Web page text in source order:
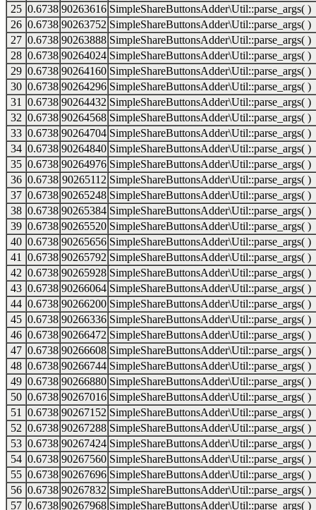
25 0.6738 90263616 SimpleShareButtonsAdder\Util::parse_args( )
26 0.6738 90263752 SimpleShareButtonsAdder\Util::parse_args( )
27 0.6738 90263888 SimpleShareButtonsAdder\Util::parse_args( )
28 0.6738 90264024 SimpleShareButtonsAdder\Util::parse_args( )
29 0.6738 90264160 SimpleShareButtonsAdder\Util::parse_args( )
30 0.6738 90264296 SimpleShareButtonsAdder\Util::parse_args( )
31
0.6738 90264432 SimpleShareButtonsAdder\Util::parse_args( )
32 0.6738 90264568 SimpleShareButtonsAdder\Util::parse_args( )
33 0.6738 90264704 SimpleShareButtonsAdder\Util::parse_args( )
34 0.6738 90264840 SimpleShareButtonsAdder\Util::parse_args( )
35 0.6738 90264976 SimpleShareButtonsAdder\Util::parse_args( )
36 0.6738 90265112 SimpleShareButtonsAdder\Util::parse_args( )
37 0.6738 90265248 SimpleShareButtonsAdder\Util::parse_args( )
38 0.6738 90265384 SimpleShareButtonsAdder\Util::parse_args( )
39 0.6738 90265520 SimpleShareButtonsAdder\Util::parse_args( )
40 0.6738 90265656 SimpleShareButtonsAdder\Util::parse_args( )
41
0.6738 90265792 SimpleShareButtonsAdder\Util::parse_args( )
42 0.6738 90265928 SimpleShareButtonsAdder\Util::parse_args( )
43 0.6738 90266064 SimpleShareButtonsAdder\Util::parse_args( )
44 0.6738 90266200 SimpleShareButtonsAdder\Util::parse_args( )
45 0.6738 90266336 SimpleShareButtonsAdder\Util::parse_args( )
46 0.6738 90266472 SimpleShareButtonsAdder\Util::parse_args( )
47 0.6738 90266608 SimpleShareButtonsAdder\Util::parse_args( )
48 0.6738 90266744 SimpleShareButtonsAdder\Util::parse_args( )
49 0.6738 90266880 SimpleShareButtonsAdder\Util::parse_args( )
50 0.6738 90267016 SimpleShareButtonsAdder\Util::parse_args( )
51
0.6738 90267152 SimpleShareButtonsAdder\Util::parse_args( )
52 0.6738 90267288 SimpleShareButtonsAdder\Util::parse_args( )
53 0.6738 90267424 SimpleShareButtonsAdder\Util::parse_args( )
54 0.6738 90267560 SimpleShareButtonsAdder\Util::parse_args( )
55 0.6738 90267696 SimpleShareButtonsAdder\Util::parse_args( )
56 0.6738 90267832 SimpleShareButtonsAdder\Util::parse_args( )
57 0.6738 90267968 SimpleShareButtonsAdder\Util::parse_args( )